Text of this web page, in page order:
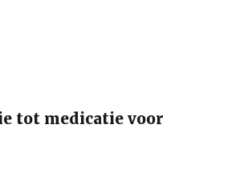
tot medicatie voor